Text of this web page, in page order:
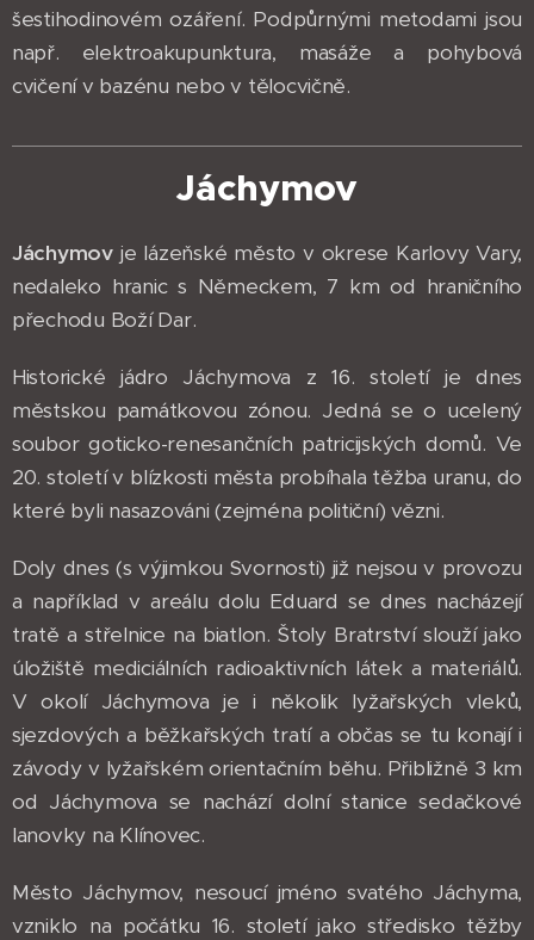
šestihodinovém ozáření. Podpůrnými metodami jsou
např. elektroakupunktura, masáže a pohybová
cvičení v bazénu nebo v tělocvičně.
Jáchymov
Jáchymovje lázeňské město v okrese Karlovy Vary,
nedaleko hranic s Německem, 7 km od hraničního
přechodu Boží Dar.
Historické jádro Jáchymova z 16. století je dnes
městskou památkovou zónou. Jedná se o ucelený
soubor goticko-renesančních patricijských domů. Ve
20. století v blízkosti města probíhala těžba uranu, do
které byli nasazováni (zejména političní) vězni.
Doly dnes (s výjimkou Svornosti) již nejsou v provozu
a například v areálu dolu Eduard se dnes nacházejí
tratě a střelnice na biatlon. Štoly Bratrství slouží jako
úložiště mediciálních radioaktivních látek a materiálů.
V okolí Jáchymova je i několik lyžařských vleků,
sjezdových a běžkařských tratí a občas se tu konají i
závody v lyžařském orientačním běhu. Přibližně 3 km
od Jáchymova se nachází dolní stanice sedačkové
lanovky na Klínovec.
Město Jáchymov, nesoucí jméno svatého Jáchyma,
vzniklo na počátku 16. století jako středisko těžby